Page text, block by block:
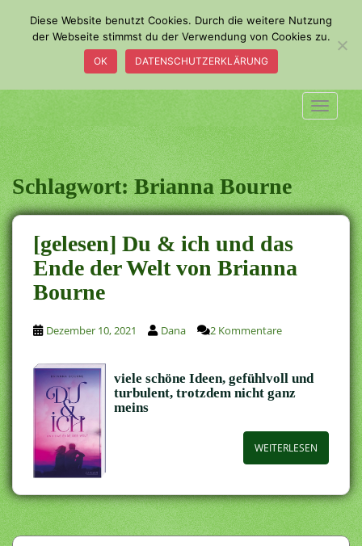
a
i
n
c
o
n
t
e
n
t
Schlagwort:Brianna Bourne
[gelesen] Du & ich und das
Ende der Welt von Brianna
Bourne
Dezember 10, 2021 Dana 2 Kommentare
viele schöne Ideen, gefühlvoll und
turbulent, trotzdem nicht ganz
meins
WEITERLESEN
Diese Website benutzt Cookies. Durch die weitere Nutzung
der Webseite stimmst du der Verwendung von Cookies zu.
OK DATENSCHUTZERKLÄRUNG